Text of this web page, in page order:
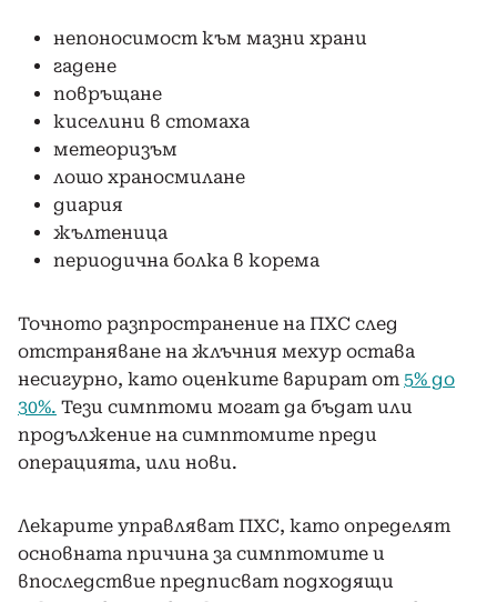
непоносимост към мазни храни
гадене
повръщане
киселини в стомаха
метеоризъм
лошо храносмилане
диария
жълтеница
периодична болка в корема
Точното разпространение на ПХС след
отстраняване на жлъчния мехур остава
несигурно, като оценките варират от 5% до
30%. Тези симптоми могат да бъдат или
продължение на симптомите преди
операцията, или нови.
Лекарите управляват ПХС, като определят
основната причина за симптомите и
впоследствие предписват подходящи